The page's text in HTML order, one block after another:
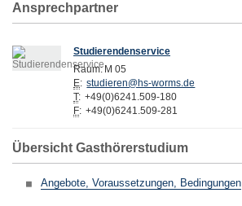
Ansprechpartner
Studierendenservice
Raum: M 05
E: studieren@hs-worms.de
T: +49(0)6241.509-180
F: +49(0)6241.509-281
Übersicht Gasthörerstudium
Angebote, Voraussetzungen, Bedingungen